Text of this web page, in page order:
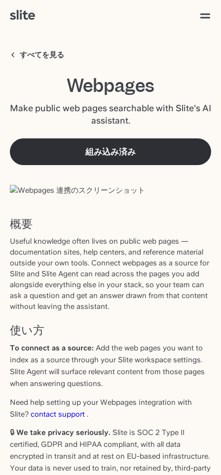
すべてを見る
Webpages
Make public web pages searchable with Slite's AI
assistant.
組み込み済み
概要
Useful knowledge often lives on public web pages —
documentation sites, help centers, and reference material
outside your own tools. Connect webpages as a source for
Slite and Slite Agent can read across the pages you add
alongside everything else in your stack, so your team can
ask a question and get an answer drawn from that content
without leaving the assistant.
使い方
To connect as a source: Add the web pages you want to
index as a source through your Slite workspace settings.
Slite Agent will surface relevant content from those pages
when answering questions.
Need help setting up your Webpages integration with
Slite? contact support .
🔒 We take privacy seriously. Slite is SOC 2 Type II
certified, GDPR and HIPAA compliant, with all data
encrypted in transit and at rest on EU-based infrastructure.
Your data is never used to train, nor retained by, third-party